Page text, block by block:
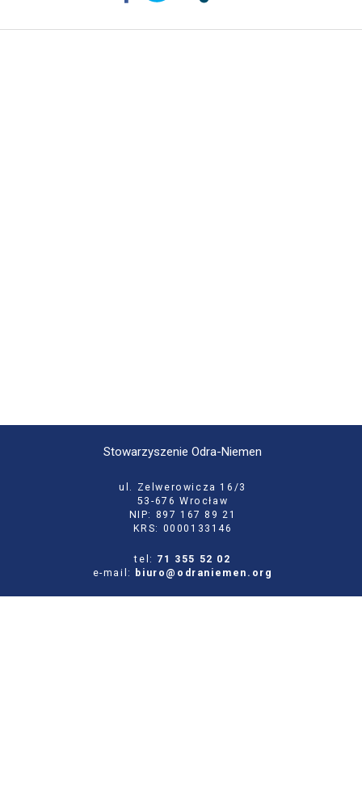
Stowarzyszenie Odra-Niemen
ul. Zelwerowicza 16/3
53-676 Wrocław
NIP: 897 167 89 21
KRS: 0000133146
tel: 71 355 52 02
e-mail:
biuro@odraniemen.org